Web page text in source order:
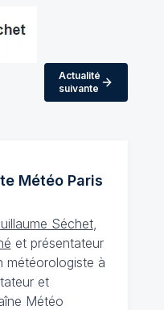
Actualité
suivante
MétéoParis
Séchet,
et présentateur
météorologiste à
et
Météo